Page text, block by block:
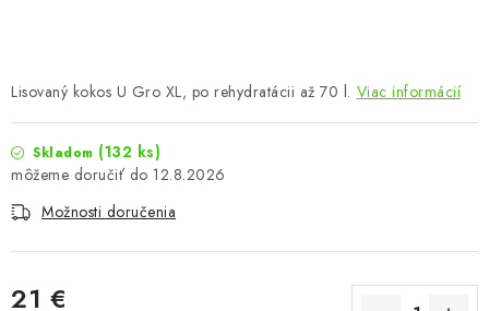
Lisovaný kokos U Gro XL, po rehydratácii až 70 l. Viac informácií
Skladom (132 ks)
12.8.2026
Možnosti doručenia
21 €